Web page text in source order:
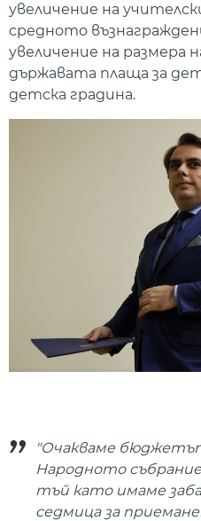
увеличение на
средното
увеличение на размера
държавата плаща за
детска градина.
"Очакваме
Народното
тъй като имаме
седмица за